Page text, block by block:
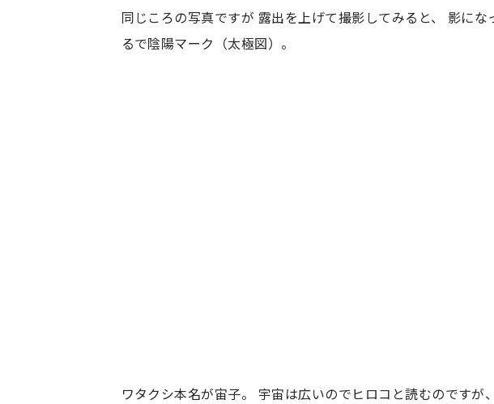
同じころの写真ですが 露出を上げて撮影してみると、 影にな
るで陰陽マーク（太極図）。
ワタクシ本名が宙子。 宇宙は広いのでヒロコと読むのですが